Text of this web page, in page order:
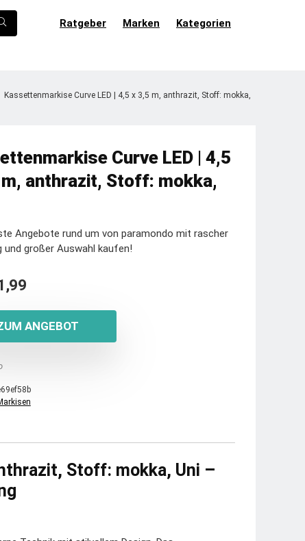
Ratgeber Marken Kategorien
Kassettenmarkise Curve LED | 4,5 x 3,5 m, anthrazit, Stoff: mokka,
Curve LED | 4,5
anthrazit, Stoff: mokka,
Angebote rund um von paramondo mit rascher
und großer Auswahl kaufen!
ANGEBOT
Stoff: mokka, Uni –